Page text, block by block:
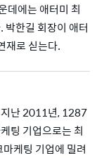
데에는 애터미 최
박한길 회장이 애터
재로 싣는다.
지난 2011년, 1287
팅 기업으로는 최
케팅 기업에 밀려